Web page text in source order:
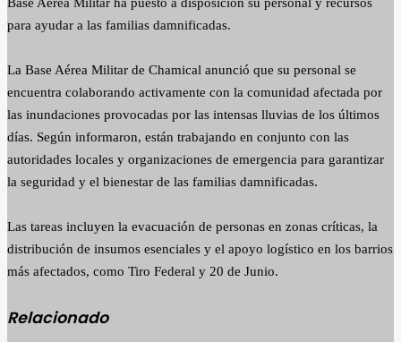
Base Aérea Militar ha puesto a disposición su personal y recursos
para ayudar a las familias damnificadas.
La Base Aérea Militar de Chamical anunció que su personal se
encuentra colaborando activamente con la comunidad afectada por
las inundaciones provocadas por las intensas lluvias de los últimos
días. Según informaron, están trabajando en conjunto con las
autoridades locales y organizaciones de emergencia para garantizar
la seguridad y el bienestar de las familias damnificadas.
Las tareas incluyen la evacuación de personas en zonas críticas, la
distribución de insumos esenciales y el apoyo logístico en los barrios
más afectados, como Tiro Federal y 20 de Junio.
Relacionado